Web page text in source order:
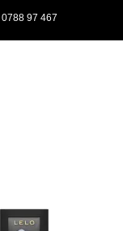
0788 97 467